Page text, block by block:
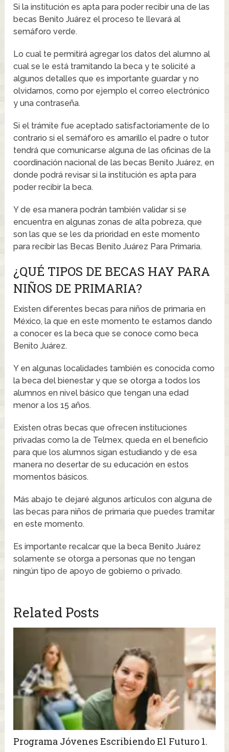
Si la institución es apta para poder recibir una de las
becas Benito Juárez el proceso te llevará al
semáforo verde.
Lo cual te permitirá agregar los datos del alumno al
cual se le está tramitando la beca y te solicité a
algunos detalles que es importante guardar y no
olvidarnos, como por ejemplo el correo electrónico
y una contraseña.
Si el trámite fue aceptado satisfactoriamente de lo
contrario si el semáforo es amarillo el padre o tutor
tendrá que comunicarse alguna de las oficinas de la
coordinación nacional de las becas Benito Juárez, en
donde podrá revisar si la institución es apta para
poder recibir la beca.
Y de esa manera podrán también validar si se
encuentra en algunas zonas de alta pobreza, que
son las que se les da prioridad en este momento
para recibir las Becas Benito Juárez Para Primaria.
¿QUÉ TIPOS DE BECAS HAY PARA
NIÑOS DE PRIMARIA?
Existen diferentes becas para niños de primaria en
México, la que en este momento te estamos dando
a conocer es la beca que se conoce como beca
Benito Juárez.
Y en algunas localidades también es conocida como
la beca del bienestar y que se otorga a todos los
alumnos en nivel básico que tengan una edad
menor a los 15 años.
Existen otras becas que ofrecen instituciones
privadas como la de Telmex, queda en el beneficio
para que los alumnos sigan estudiando y de esa
manera no desertar de su educación en estos
momentos básicos.
Más abajo te dejaré algunos artículos con alguna de
las becas para niños de primaria que puedes tramitar
en este momento.
Es importante recalcar que la beca Benito Juárez
solamente se otorga a personas que no tengan
ningún tipo de apoyo de gobierno o privado.
Related Posts
Programa Jóvenes Escribiendo El Futuro 1.